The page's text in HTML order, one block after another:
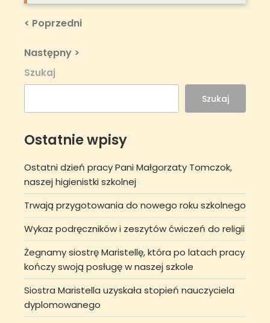
Nawigacja
Previous
< Poprzedni
Next
Post
Następny >
Szukaj
Szukaj
Ostatnie wpisy
Ostatni dzień pracy Pani Małgorzaty Tomczok,
naszej higienistki szkolnej
Trwają przygotowania do nowego roku szkolnego
Wykaz podręczników i zeszytów ćwiczeń do religii
Żegnamy siostrę Maristellę, która po latach pracy
kończy swoją posługę w naszej szkole
Siostra Maristella uzyskała stopień nauczyciela
dyplomowanego